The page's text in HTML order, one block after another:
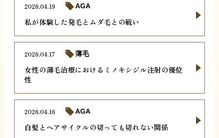
私が体験した発毛とムダ毛との戦い
2026.04.19 AGA
女性の薄毛治療におけるミノキシジル注射の優位
性
2026.04.17 薄毛
白髪とヘアサイクルの切っても切れない関係
2026.04.16 AGA